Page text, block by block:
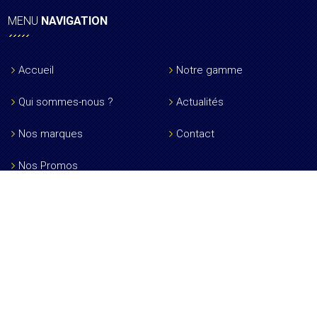
MENUNAVIGATION
Accueil Notre gamme
Qui sommes-nous ? Actualités
Nos marques Contact
Nos Promos